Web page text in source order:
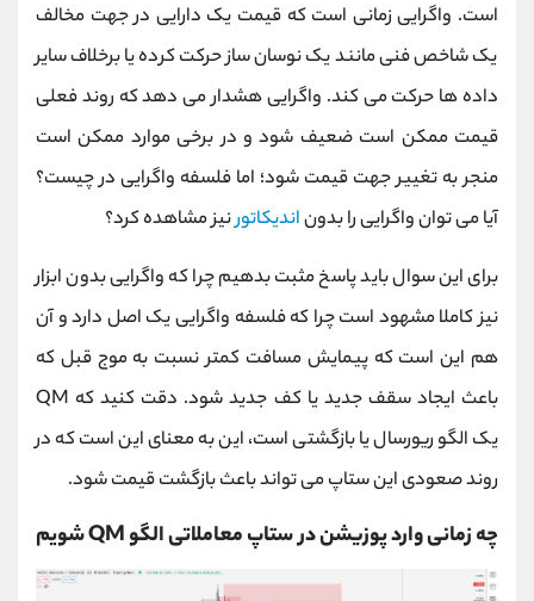
است. واگرایی زمانی است که قیمت یک دارایی در جهت مخالف
یک شاخص فنی مانند یک نوسان‌ ساز حرکت کرده یا برخلاف سایر
داده ها حرکت می کند. واگرایی هشدار می دهد که روند فعلی
قیمت ممکن است ضعیف شود و در برخی موارد ممکن است
منجر به تغییر جهت قیمت شود؛ اما فلسفه واگرایی در چیست؟
آیا می توان واگرایی را بدوناندیکاتورنیز مشاهده کرد؟
برای این سوال باید پاسخ مثبت بدهیم چرا که واگرایی بدون ابزار
نیز کاملا مشهود است چرا که فلسفه واگرایی یک اصل دارد و آن
هم این است که پیمایش مسافت کمتر نسبت به موج قبل که
باعث ایجاد سقف جدید یا کف جدید شود. دقت کنید که QM
یک الگو ریورسال یا بازگشتی است، این به معنای این است که در
روند صعودی این ستاپ می تواند باعث بازگشت قیمت شود.
چه زمانی وارد پوزیشن در ستاپ معاملاتی الگوQMشویم